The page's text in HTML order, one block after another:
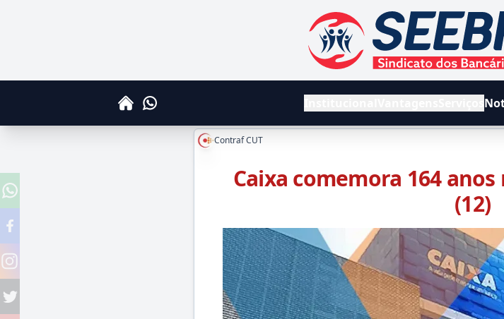
SEEBPPMS - Sindicato dos
HomeWhatsapp
Contraf CUT
Caixa comemora 164
(12)